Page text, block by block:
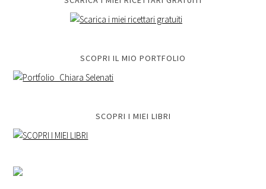
SCOPRI IL MIO PORTFOLIO
SCOPRI I MIEI LIBRI